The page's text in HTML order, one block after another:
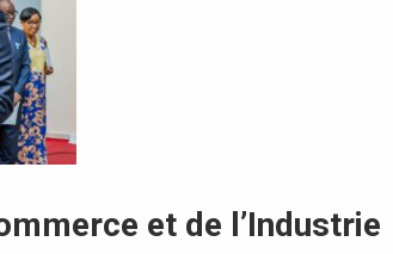
et de l’Industrie